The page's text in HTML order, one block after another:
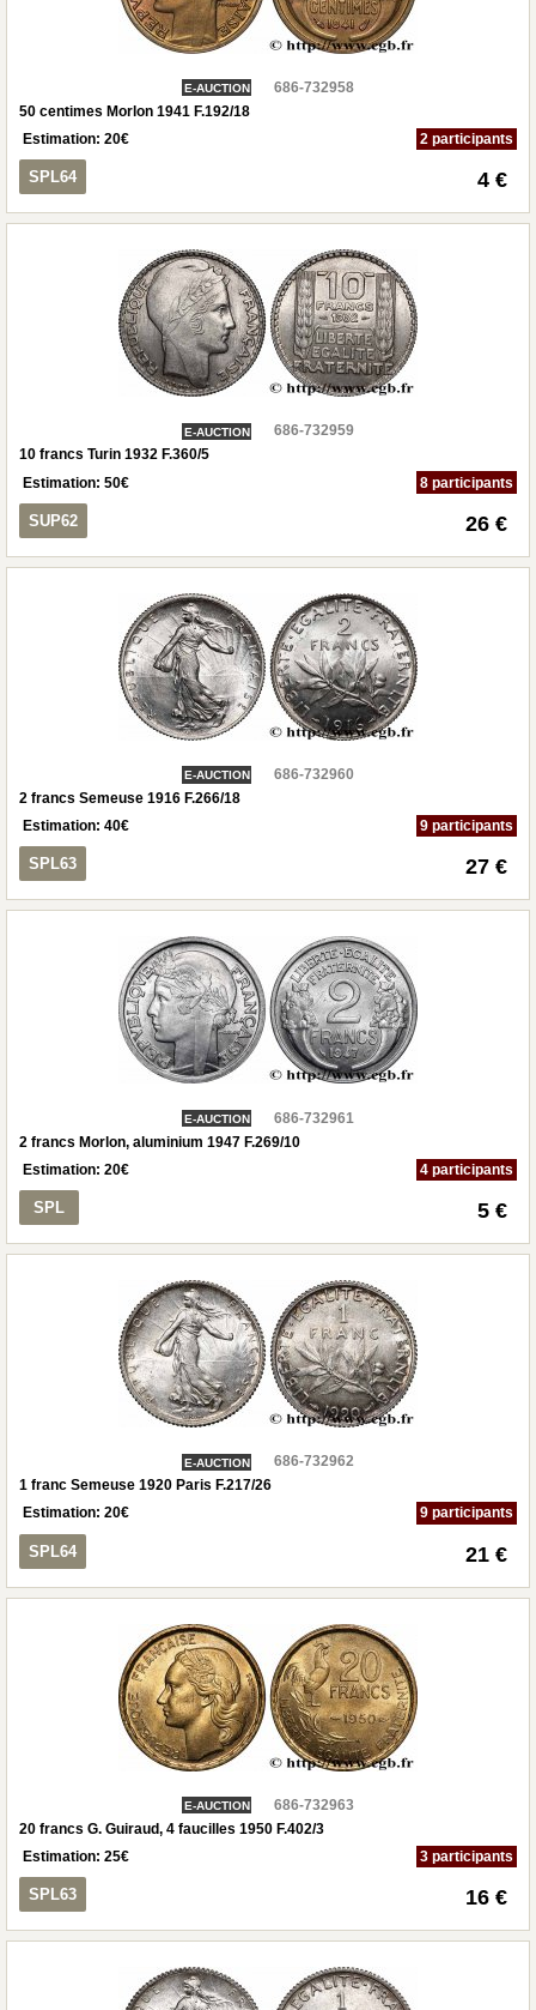
E-AUCTION
686-732958
50 centimes Morlon 1941 F.192/18
Estimation: 20€ 2 participants
SPL64 4 €
E-AUCTION
686-732959
10 francs Turin 1932 F.360/5
Estimation: 50€ 8 participants
SUP62 26 €
E-AUCTION
686-732960
2 francs Semeuse 1916 F.266/18
Estimation: 40€ 9 participants
SPL63 27 €
E-AUCTION
686-732961
2 francs Morlon, aluminium 1947 F.269/10
Estimation: 20€ 4 participants
SPL 5 €
E-AUCTION
686-732962
1 franc Semeuse 1920 Paris F.217/26
Estimation: 20€ 9 participants
SPL64 21 €
E-AUCTION
686-732963
20 francs G. Guiraud, 4 faucilles 1950 F.402/3
Estimation: 25€ 3 participants
SPL63 16 €